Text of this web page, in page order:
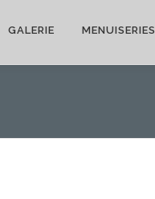
GALERIE MENUISERIES